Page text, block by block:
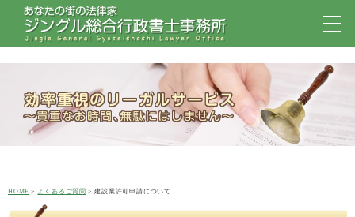
HOME よくあるご質問 建設業許可申請について